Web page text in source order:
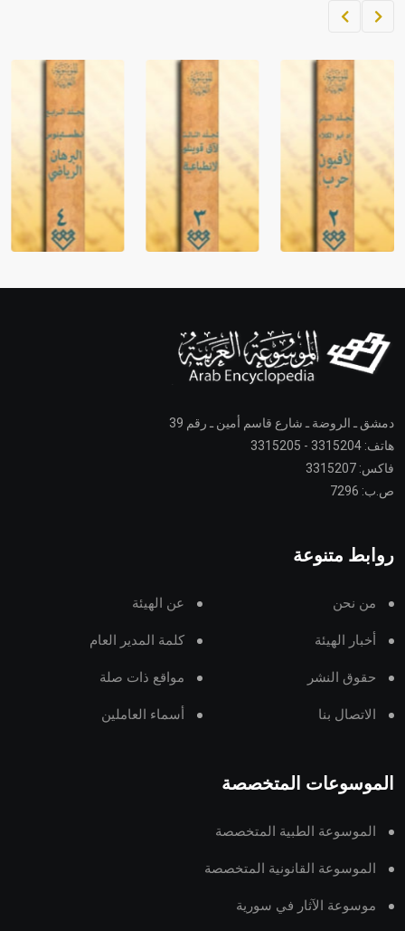
دمشق ـ الروضة ـ شارع قاسم أمين ـ رقم 39
هاتف: 3315204 - 3315205
فاكس: 3315207
ص.ب: 7296
روابط متنوعة
من نحن عن الهيئة
أخبار الهيئة كلمة المدير العام
حقوق النشر مواقع ذات صلة
الاتصال بنا أسماء العاملين
الموسوعات المتخصصة
الموسوعة الطبية المتخصصة
الموسوعة القانونية المتخصصة
موسوعة الآثار في سورية